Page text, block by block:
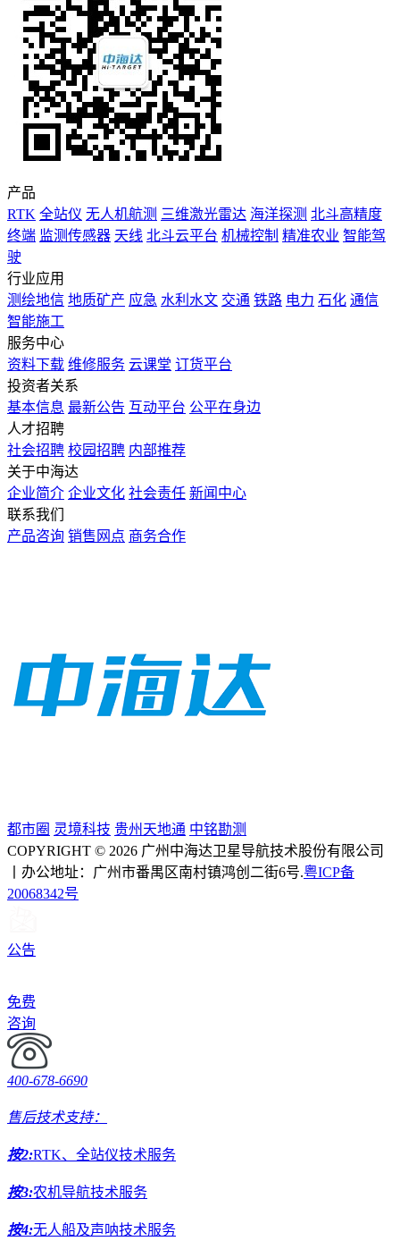
产品
RTK 全站仪 无人机航测 三维激光雷达 海洋探测 北斗高精度
终端 监测传感器 天线 北斗云平台 机械控制 精准农业 智能驾
驶
行业应用
测绘地信 地质矿产 应急 水利水文 交通 铁路 电力 石化 通信
智能施工
服务中心
资料下载 维修服务 云课堂 订货平台
投资者关系
基本信息 最新公告 互动平台 公平在身边
人才招聘
社会招聘 校园招聘 内部推荐
关于中海达
企业简介 企业文化 社会责任 新闻中心
联系我们
产品咨询 销售网点 商务合作
都市圈 灵境科技 贵州天地通 中铭勘测
COPYRIGHT © 2026 广州中海达卫星导航技术股份有限公司
丨办公地址：广州市番禺区南村镇鸿创二街6号.粤ICP备
20068342号
公告
免费
咨询
400-678-6690
售后技术支持：
按2:RTK、全站仪技术服务
按3:农机导航技术服务
按4:无人船及声呐技术服务